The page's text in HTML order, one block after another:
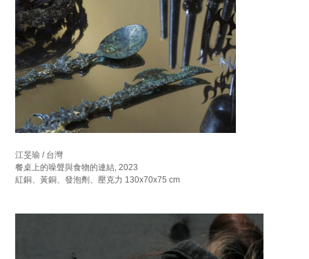
江旻瑜 / 台灣
餐桌上的噪聲與食物的連結, 2023
紅銅、黃銅、發泡劑、壓克力 130x70x75 cm